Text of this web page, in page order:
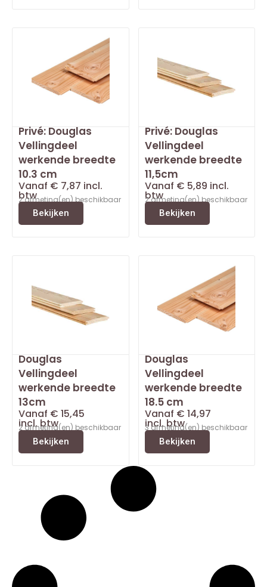
Privé: Douglas
Vellingdeel
werkende breedte
10.3 cm
Vanaf € 7,87 incl.
btw
2 afmeting(en) beschikbaar
Bekijken
Privé: Douglas
Vellingdeel
werkende breedte
11,5cm
Vanaf € 5,89 incl.
btw
2 afmeting(en) beschikbaar
Bekijken
Douglas
Vellingdeel
werkende breedte
13cm
Vanaf € 15,45
incl. btw
2 afmeting(en) beschikbaar
Bekijken
Douglas
Vellingdeel
werkende breedte
18.5 cm
Vanaf € 14,97
incl. btw
3 afmeting(en) beschikbaar
Bekijken